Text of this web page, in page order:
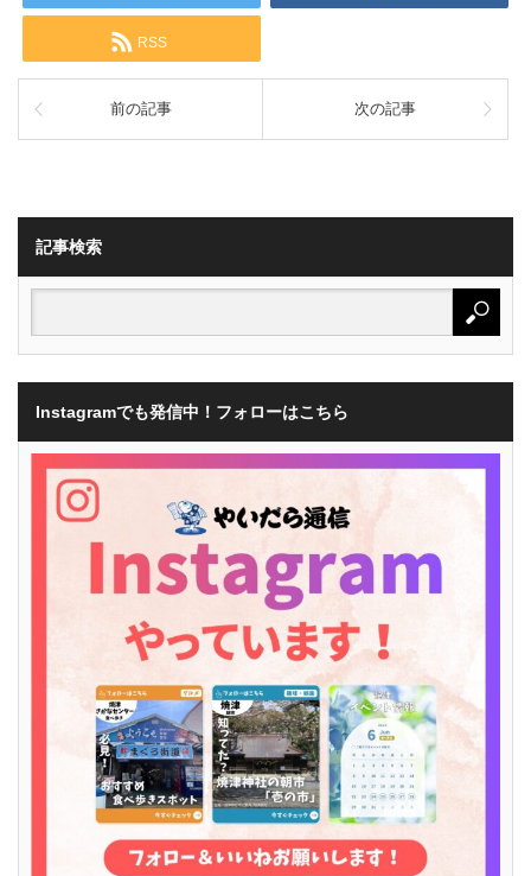
RSS
前の記事 次の記事
記事検索
Instagramでも発信中！フォローはこちら